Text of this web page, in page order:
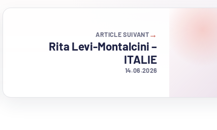
→
ARTICLE SUIVANT
Rita Levi-Montalcini –
ITALIE
14.06.2026